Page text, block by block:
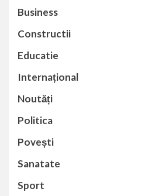
Business
Constructii
Educatie
Internațional
Noutăți
Politica
Povești
Sanatate
Sport